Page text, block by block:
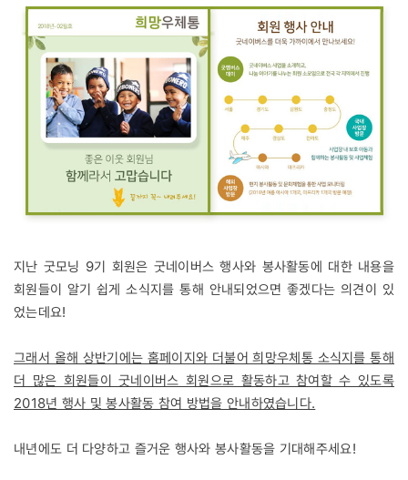
지난 굿모닝 9기 회원은 굿네이버스 행사와 봉사활동에 대한 내용을
회원들이 알기 쉽게 소식지를 통해 안내되었으면 좋겠다는 의견이 있
었는데요!
그래서 올해 상반기에는 홈페이지와 더불어 희망우체통 소식지를 통해
더 많은 회원들이 굿네이버스 회원으로 활동하고 참여할 수 있도록
2018년 행사 및 봉사활동 참여 방법을 안내하였습니다.
내년에도 더 다양하고 즐거운 행사와 봉사활동을 기대해주세요!